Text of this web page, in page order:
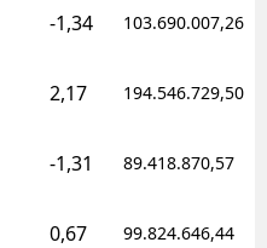
-1,34 103.690.007,26
2,17 194.546.729,50
-1,31 89.418.870,57
0,67 99.824.646,44